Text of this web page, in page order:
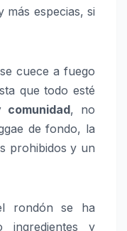
más especias, si
se cuece a fuego
que todo esté
, no
de fondo, la
prohibidos y un
rondón se ha
ingredientes y